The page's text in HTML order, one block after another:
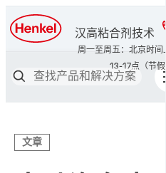
汉高粘合剂技术
文章